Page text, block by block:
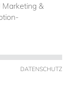
Marketing &
DATENSCHUTZ